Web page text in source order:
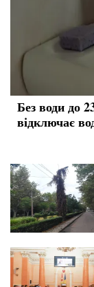
Без води до
відключає